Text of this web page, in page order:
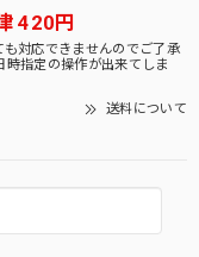
420円
対応できませんのでご了承
時指定の操作が出来てしま
送料について